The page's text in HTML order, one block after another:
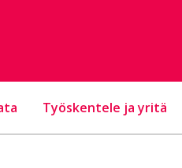
Työskentele ja yritä